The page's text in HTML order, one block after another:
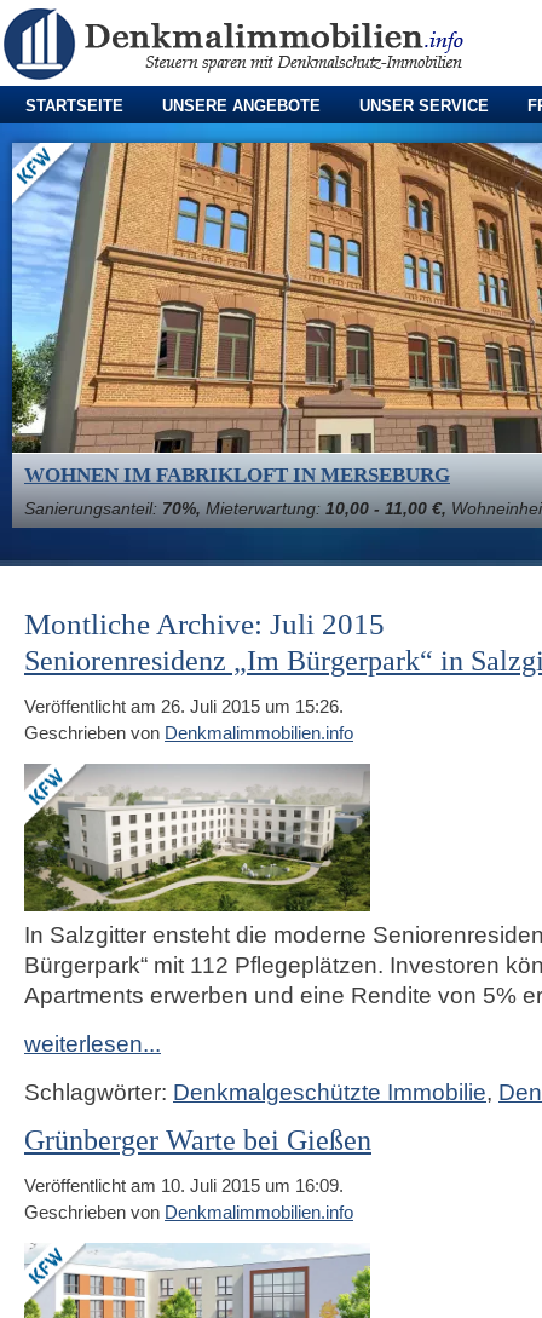
STARTSEITE UNSERE ANGEBOTE UNSER SERVICE
WOHNEN IM FABRIKLOFT IN MERSEBURG
Sanierungsanteil: 70%, Mieterwartung: 10,00 - 11,00 €,
Montliche Archive: Juli 2015
Seniorenresidenz „Im Bürgerpark“ in
Veröffentlicht am 26. Juli 2015 um 15:26.
Geschrieben von Denkmalimmobilien.info
In Salzgitter ensteht die moderne
Bürgerpark“ mit 112 Pflegeplätzen. Investoren
Apartments erwerben und eine Rendite von 5%
weiterlesen...
Schlagwörter: Denkmalgeschützte Immobilie,
Grünberger Warte bei Gießen
Veröffentlicht am 10. Juli 2015 um 16:09.
Geschrieben von Denkmalimmobilien.info